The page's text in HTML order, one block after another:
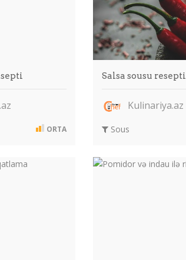
ORTA
Salsa sousu resepti
Kulinariya.az
Sous